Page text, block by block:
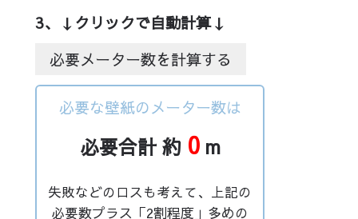
3、↓クリックで自動計算↓
必要メーター数を計算する
必要な壁紙のメーター数は
必要合計 約 0m
失敗などのロスも考えて、上記の
必要数プラス「2割程度」多めの